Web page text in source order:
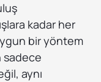
kadar her
bir yöntem
sadece
aynı